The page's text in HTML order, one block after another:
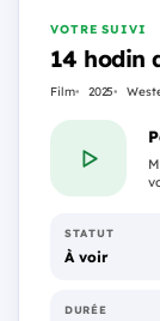
VOTRE SUIVI
14 hodin
Film 2025
STATUT
À voir
DURÉE